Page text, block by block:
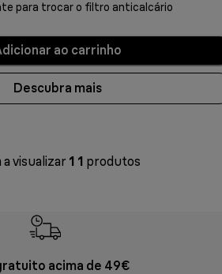
para trocar o filtro anticalcário
ao carrinho
Descubra mais
a visualizar 1 1 produtos
acima de 49€